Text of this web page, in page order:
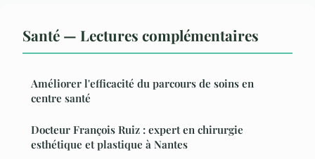
Santé — Lectures complémentaires
Améliorer l'efficacité du parcours de soins en
centre santé
Docteur François Ruiz : expert en chirurgie
esthétique et plastique à Nantes